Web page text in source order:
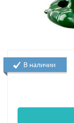
В наличии